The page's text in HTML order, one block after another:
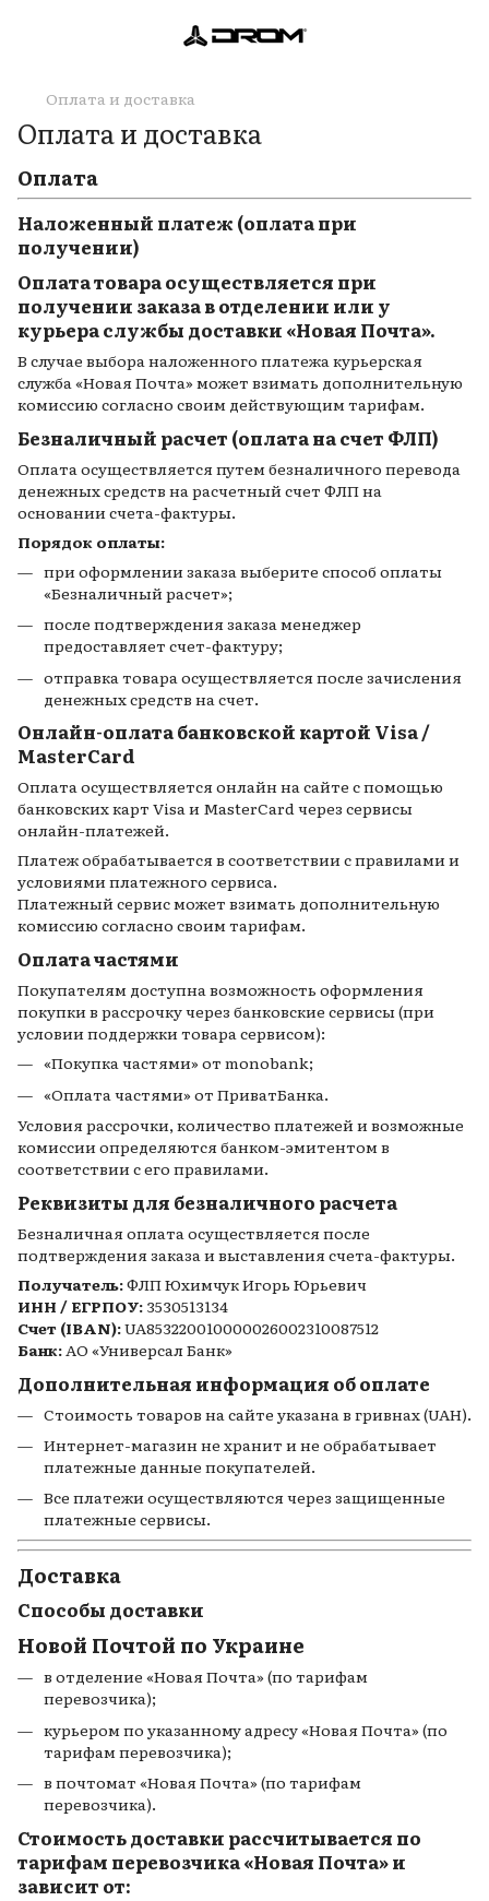
Оплата и доставка
Оплата и доставка
Оплата
Наложенный платеж (оплата при
получении)
Оплата товара осуществляется при
получении заказа в отделении или у
курьера службы доставки «Новая Почта».
В случае выбора наложенного платежа курьерская
служба «Новая Почта» может взимать дополнительную
комиссию согласно своим действующим тарифам.
Безналичный расчет (оплата на счет ФЛП)
Оплата осуществляется путем безналичного перевода
денежных средств на расчетный счет ФЛП на
основании счета-фактуры.
Порядок оплаты:
при оформлении заказа выберите способ оплаты
«Безналичный расчет»;
после подтверждения заказа менеджер
предоставляет счет-фактуру;
отправка товара осуществляется после зачисления
денежных средств на счет.
Онлайн-оплата банковской картой Visa /
MasterCard
Оплата осуществляется онлайн на сайте с помощью
банковских карт Visa и MasterCard через сервисы
онлайн-платежей.
Платеж обрабатывается в соответствии с правилами и
условиями платежного сервиса.
Платежный сервис может взимать дополнительную
комиссию согласно своим тарифам.
Оплата частями
Покупателям доступна возможность оформления
покупки в рассрочку через банковские сервисы (при
условии поддержки товара сервисом):
«Покупка частями» от monobank;
«Оплата частями» от ПриватБанка.
Условия рассрочки, количество платежей и возможные
комиссии определяются банком-эмитентом в
соответствии с его правилами.
Реквизиты для безналичного расчета
Безналичная оплата осуществляется после
подтверждения заказа и выставления счета-фактуры.
Получатель:ФЛП Юхимчук Игорь Юрьевич
ИНН / ЕГРПОУ: 3530513134
Счет (IBAN):UA853220010000026002310087512
Банк: АО «Универсал Банк»
Дополнительная информация об оплате
Стоимость товаров на сайте указана в гривнах (UAH).
Интернет-магазин не хранит и не обрабатывает
платежные данные покупателей.
Все платежи осуществляются через защищенные
платежные сервисы.
Доставка
Способы доставки
Новой Почтой по Украине
в отделение «Новая Почта» (по тарифам
перевозчика);
курьером по указанному адресу «Новая Почта» (по
тарифам перевозчика);
в почтомат «Новая Почта» (по тарифам
перевозчика).
Стоимость доставки рассчитывается по
тарифам перевозчика «Новая Почта» и
зависит от: